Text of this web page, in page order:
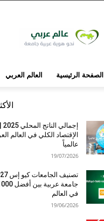
الصفحة الرئيسية العالم العربي
الإقتصاد الكلي في العالم
عالمياً
19/07/2026
في العالم
19/06/2026